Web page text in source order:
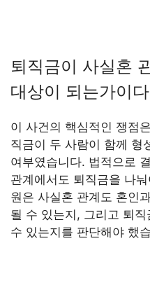
퇴직금이 사실혼
대상이 되는가이
이 사건의 핵심적인 쟁점
직금이 두 사람이 함께 형
여부였습니다. 법적으로
관계에서도 퇴직금을 나
원은 사실혼 관계도 혼인
될 수 있는지, 그리고 퇴
수 있는지를 판단해야 했